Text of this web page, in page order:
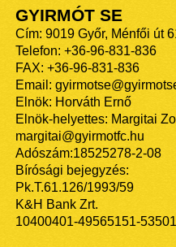
GYIRMÓT SE
Cím: 9019 Győr, Ménfői út
Telefon: +36-96-831-836
FAX: +36-96-831-836
Email:
Elnök: Horváth Ernő
Elnök-helyettes: Margitai
margitai@gyirmotfc.hu
Adószám:18525278-2-08
Bírósági bejegyzés:
Pk.T.61.126/1993/59
K&H Bank Zrt.
10400401-49565151-